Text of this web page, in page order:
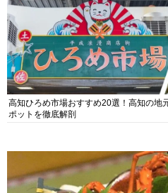
高知ひろめ市場おすすめ20選！高知の地
ポットを徹底解剖